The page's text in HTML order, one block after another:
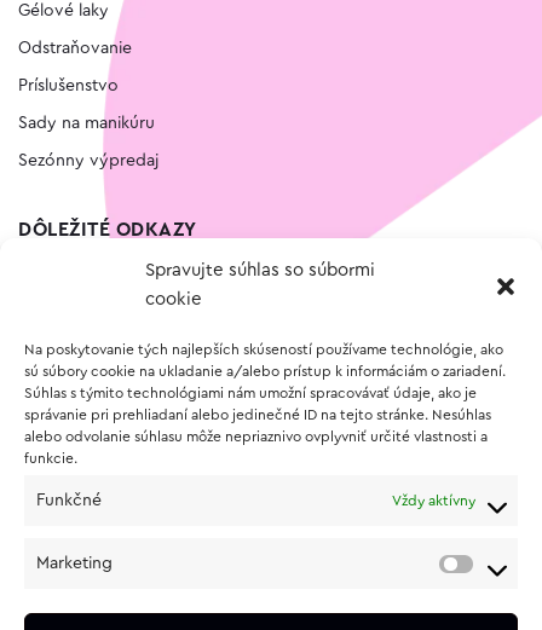
Spravujte súhlas so súbormi
cookie
Na poskytovanie tých najlepších skúseností používame technológie, ako
sú súbory cookie na ukladanie a/alebo prístup k informáciám o zariadení.
Súhlas s týmito technológiami nám umožní spracovávať údaje, ako je
správanie pri prehliadaní alebo jedinečné ID na tejto stránke. Nesúhlas
alebo odvolanie súhlasu môže nepriaznivo ovplyvniť určité vlastnosti a
funkcie.
Funkčné Vždy aktívny
Marketing
Gélové laky
Odstraňovanie
Príslušenstvo
Sady na manikúru
Sezónny výpredaj
DÔLEŽITÉ ODKAZY
Vernostný program
O NÁKUPE
Vrátenie a reklamácia tovaru